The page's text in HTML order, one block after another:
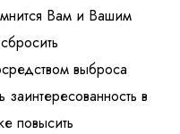
Вам и Вашим
выброса
в
повысить